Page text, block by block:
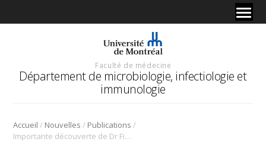
Faculté de médecine
Département de microbiologie, infectiologie et
immunologie
Accueil / Nouvelles / Publications /
Importante découverte de Dr Finzi et ses collaborateurs.